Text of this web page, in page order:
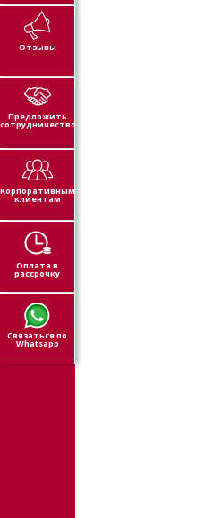
Отзывы
Предложить
сотрудничество
Корпоративным
клиентам
Оплата в
рассрочку
Связаться по
Whatsapp